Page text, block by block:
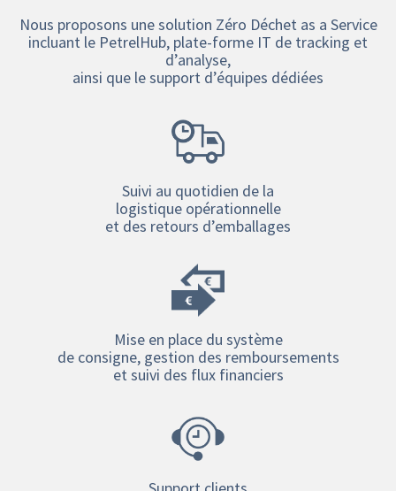
Nous proposons une solution Zéro Déchet as a Service
incluant le PetrelHub, plate-forme IT de tracking et
d’analyse,
ainsi que le support d’équipes dédiées
Suivi au quotidien de la
logistique opérationnelle
et des retours d’emballages
Mise en place du système
de consigne, gestion des remboursements
et suivi des flux financiers